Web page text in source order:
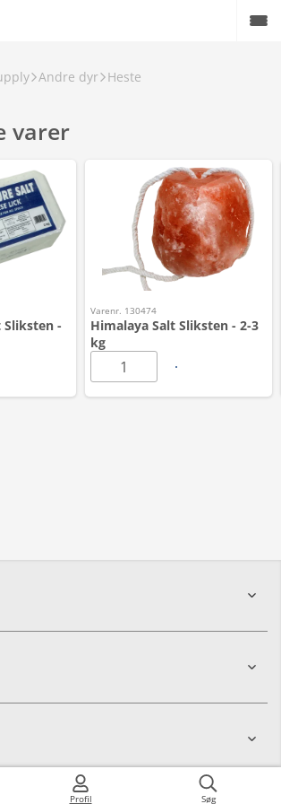
Profil Søg
Andre dyr Heste
varer
Sliksten -
Varenr. 130474
Himalaya Salt Sliksten - 2-3
kg